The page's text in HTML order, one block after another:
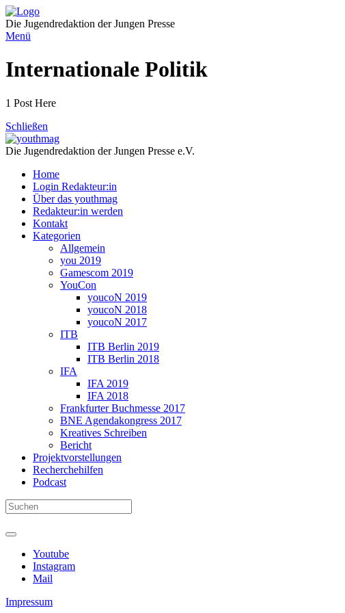
Direkt
zum
Inhalt
Die Jugendredaktion der Jungen Presse
Menü
Internationale Politik
1 Post Here
Schließen
Die Jugendredaktion der Jungen Presse e.V.
Home
Login Redakteur:in
Über das youthmag
Redakteur:in werden
Kontakt
Kategorien
Allgemein
you 2019
Gamescom 2019
YouCon
youcoN 2019
youcoN 2018
youcoN 2017
ITB
ITB Berlin 2019
ITB Berlin 2018
IFA
IFA 2019
IFA 2018
Frankfurter Buchmesse 2017
BNE Agendakongress 2017
Kreatives Schreiben
Bericht
Projektvorstellungen
Recherchehilfen
Podcast
Youtube
Instagram
Mail
Impressum